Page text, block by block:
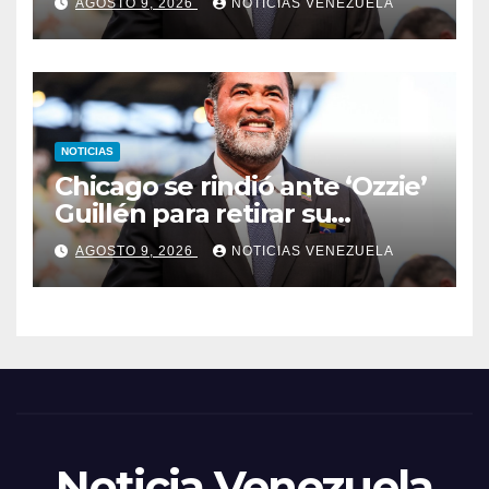
AGOSTO 9, 2026 NOTICIAS VENEZUELA
NOTICIAS
Chicago se rindió ante ‘Ozzie’
Guillén para retirar su
número
AGOSTO 9, 2026 NOTICIAS VENEZUELA